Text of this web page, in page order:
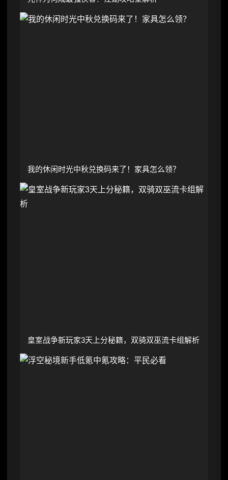
我的休闲时光中秋兑换码来了！家具怎么领？
皇室战争新玩家3天上分秘籍，双骑双巫流卡组解析